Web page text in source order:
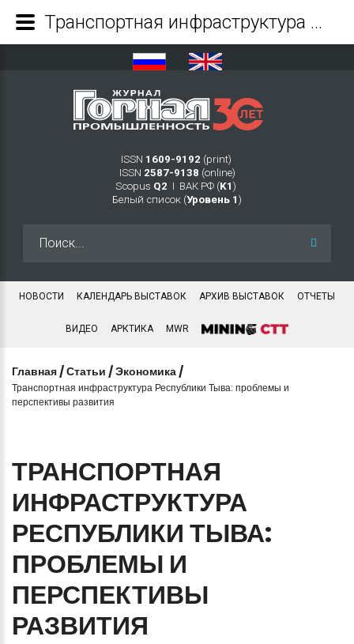
ISSN 1609-9192 (print)
ISSN 2587-9138 (online)
Scopus Q2 Ι ВАК РФ (K1 )
Белый список (Уровень 1 )
НОВОСТИ КАЛЕНДАРЬ ВЫСТАВОК АРХИВ ВЫСТАВОК ОТЧЕТЫ
ВИДЕО АРКТИКА MWR
Главная /Статьи /Экономика /
Транспортная инфраструктура Республики Тыва: проблемы и
перспективы развития
ТРАНСПОРТНАЯ
ИНФРАСТРУКТУРА
РЕСПУБЛИКИ ТЫВА:
ПРОБЛЕМЫ И
ПЕРСПЕКТИВЫ
РАЗВИТИЯ
Транспортная инфраструктура Республики Тыва: проблемы и перспективы развития - Журнал Горная промышленность